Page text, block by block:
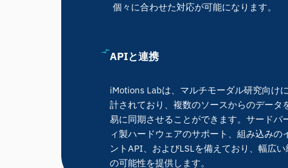
個々に合わせた対応が可能になります。
APIと連携
iMotions Labは、マルチモーダル研究向け
計されており、複数のソースからのデータ
易に同期させることができます。サードパ
ィ製ハードウェアのサポート、組み込みの
ントAPI、およびLSLを備えており、幅広い
の可能性を提供します。